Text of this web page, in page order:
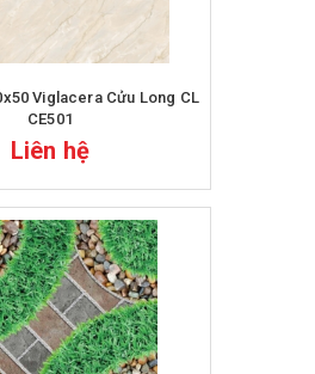
Long CL
CE501
Liên hệ